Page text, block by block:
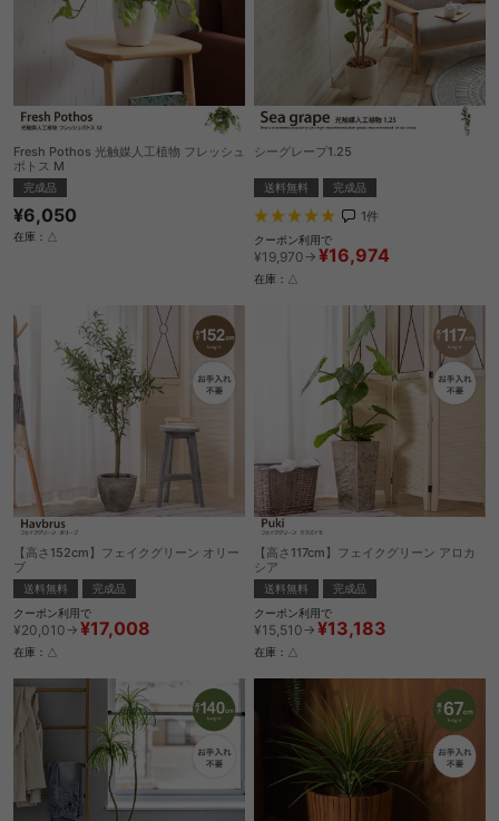
Fresh Pothos 光触媒人工植物 フレッシュ
ポトス M
完成品
¥6,050
在庫：△
シーグレープ1.25
送料無料 完成品
1件
クーポン利用で
¥19,970→ ¥16,974
在庫：△
【高さ152cm】フェイクグリーン オリー
ブ
送料無料
完成品
クーポン利用で
¥20,010→ ¥17,008
在庫：△
【高さ117cm】フェイクグリーン アロカ
シア
送料無料
完成品
クーポン利用で
¥15,510→ ¥13,183
在庫：△